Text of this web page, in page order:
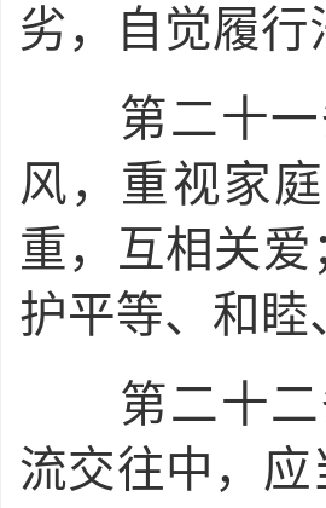
劣，自觉履
第二十一
风，重视家
重，互相关
护平等、和
第二十二
流交往中，